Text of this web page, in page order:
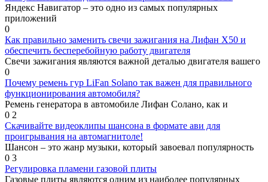
Яндекс Навигатор – это одно из самых популярных
приложений
0
Как правильно заменить свечи зажигания на Лифан Х50 и
обеспечить бесперебойную работу двигателя
Свечи зажигания являются важной деталью двигателя вашего
0
Почему ремень гур LiFan Solano так важен для правильного
функционирования автомобиля?
Ремень генератора в автомобиле Лифан Солано, как и
0 2
Скачивайте видеоклипы шансона в формате ави для
проигрывания на автомагнитоле!
Шансон – это жанр музыки, который завоевал популярность
0 3
Регулировка пламени газовой плиты
Газовые плиты являются одним из наиболее популярных